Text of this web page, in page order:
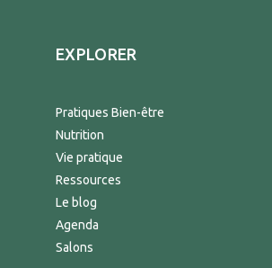
EXPLORER
Pratiques Bien-être
Nutrition
Vie pratique
Ressources
Le blog
Agenda
Salons